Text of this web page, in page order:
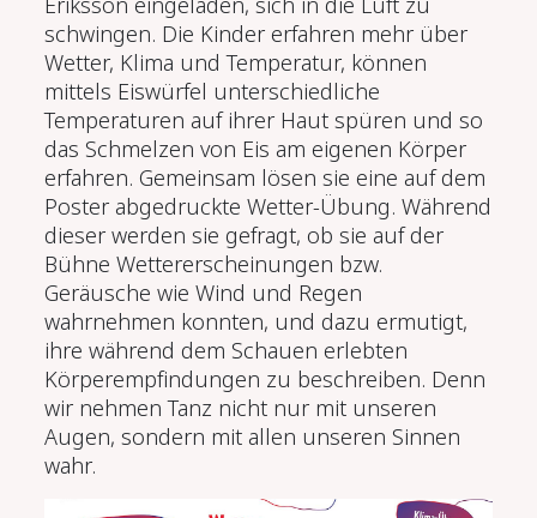
schwingen. Die Kinder erfahren mehr über
Wetter, Klima und Temperatur, können
mittels Eiswürfel unterschiedliche
Temperaturen auf ihrer Haut spüren und so
das Schmelzen von Eis am eigenen Körper
erfahren. Gemeinsam lösen sie eine auf dem
Poster abgedruckte Wetter-Übung. Während
dieser werden sie gefragt, ob sie auf der
Bühne Wettererscheinungen bzw.
Geräusche wie Wind und Regen
wahrnehmen konnten, und dazu ermutigt,
ihre während dem Schauen erlebten
Körperempfindungen zu beschreiben. Denn
wir nehmen Tanz nicht nur mit unseren
Augen, sondern mit allen unseren Sinnen
wahr.